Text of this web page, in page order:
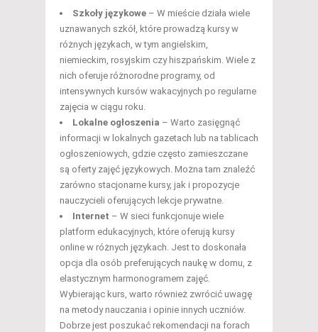
Szkoły językowe – W mieście działa wiele
uznawanych szkół, które prowadzą kursy w
różnych językach, w tym angielskim,
niemieckim, rosyjskim czy hiszpańskim. Wiele z
nich oferuje różnorodne programy, od
intensywnych kursów wakacyjnych po regularne
zajęcia w ciągu roku.
Lokalne ogłoszenia – Warto zasięgnąć
informacji w lokalnych gazetach lub na tablicach
ogłoszeniowych, gdzie często zamieszczane
są oferty zajęć językowych. Można tam znaleźć
zarówno stacjonarne kursy, jak i propozycje
nauczycieli oferujących lekcje prywatne.
Internet – W sieci funkcjonuje wiele
platform edukacyjnych, które oferują kursy
online w różnych językach. Jest to doskonała
opcja dla osób preferujących naukę w domu, z
elastycznym harmonogramem zajęć.
Wybierając kurs, warto również zwrócić uwagę
na metody nauczania i opinie innych uczniów.
Dobrze jest poszukać rekomendacji na forach